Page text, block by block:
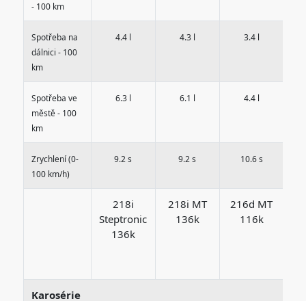
- 100 km
Spotřeba na
dálnici - 100
km
4.4 l 4.3 l 3.4 l
Spotřeba ve
městě - 100
km
6.3 l 6.1 l 4.4 l
Zrychlení (0-
100 km/h)
9.2 s 9.2 s 10.6 s
218i
Steptronic
136k
218i MT
136k
216d MT
116k
Karosérie